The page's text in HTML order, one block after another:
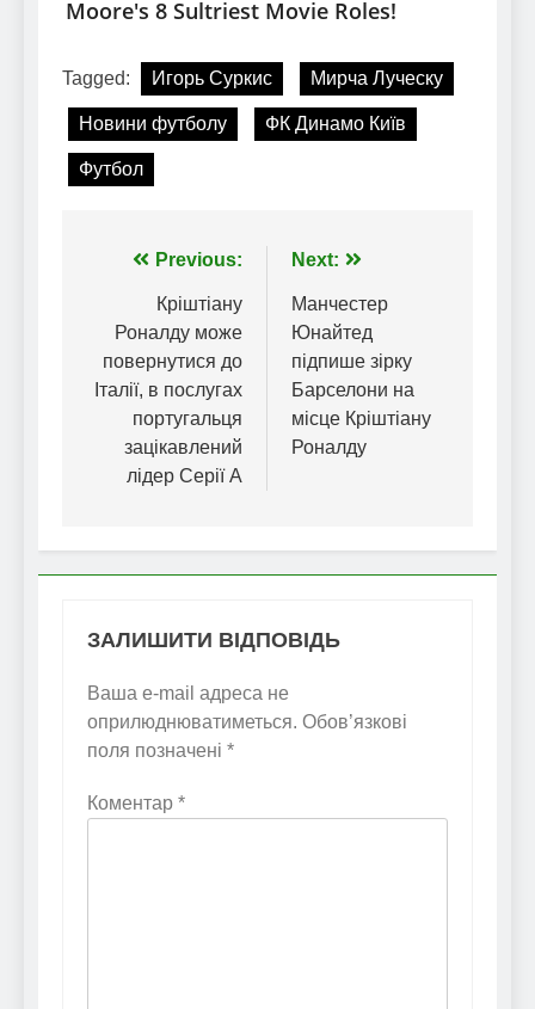
Tagged: Игорь Суркис Мирча Луческу
Новини футболу ФК Динамо Київ
Футбол
Навігація
записів
Previous:
Кріштіану
Роналду може
повернутися до
Італії, в послугах
португальця
зацікавлений
лідер Серії А
Next:
Манчестер
Юнайтед
підпише зірку
Барселони на
місце Кріштіану
Роналду
ЗАЛИШИТИ ВІДПОВІДЬ
Ваша e-mail адреса не
оприлюднюватиметься. Обов’язкові
поля позначені *
Коментар *